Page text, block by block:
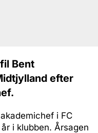
Bent
efter
i FC
i klubben. Årsagen